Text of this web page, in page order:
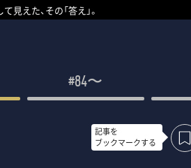
えた、その「答え」。
#84〜
記事を
ブックマークする